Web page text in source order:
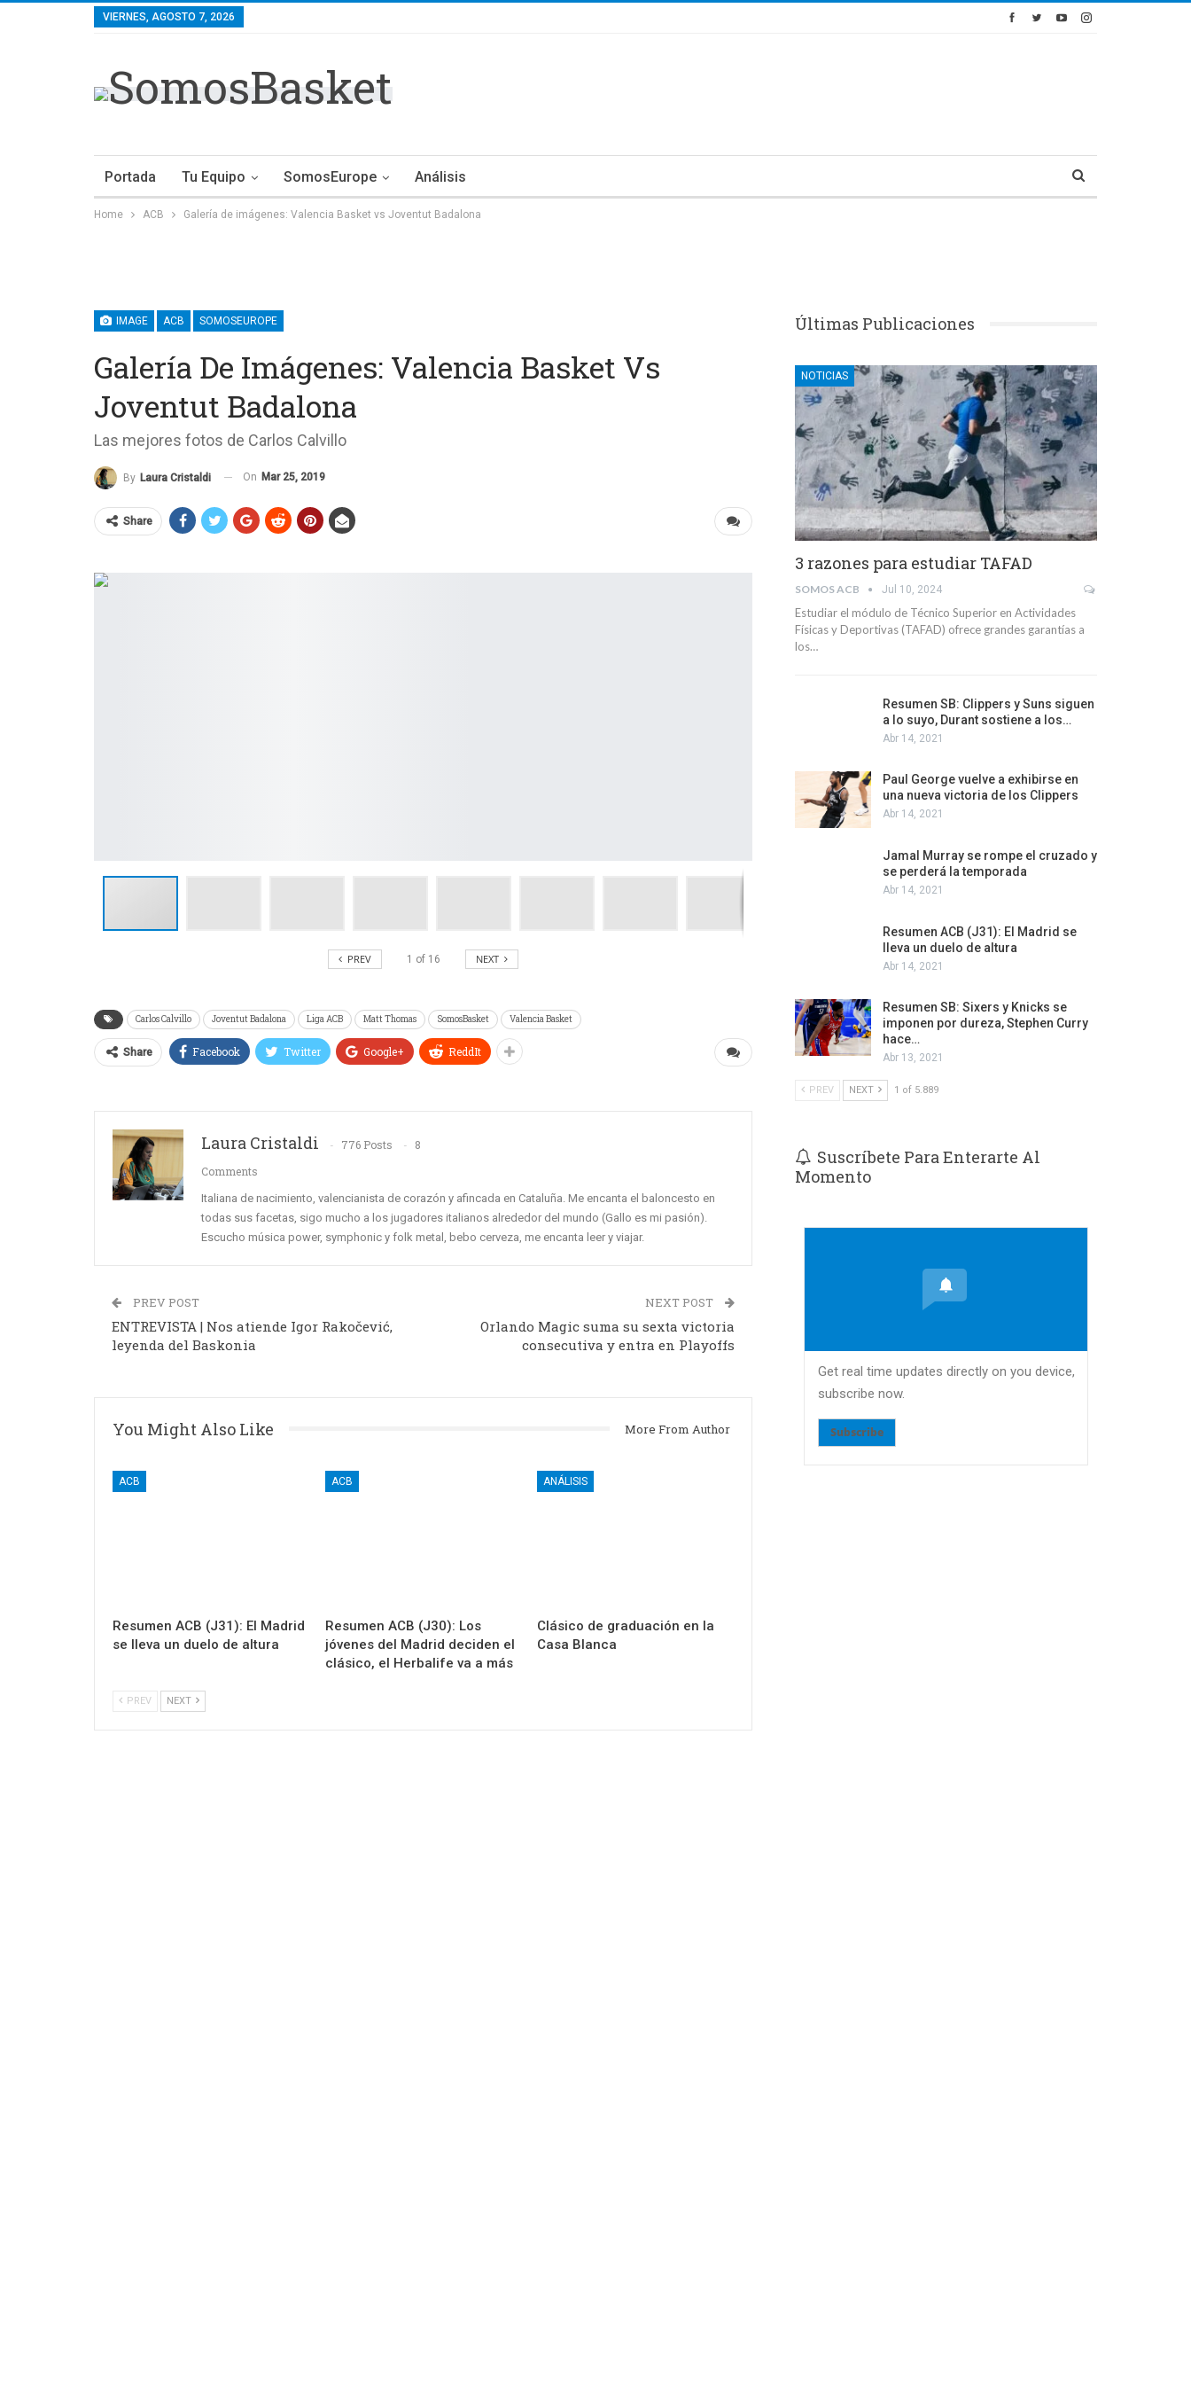
VIERNES, AGOSTO 7, 2026
Portada Tu Equipo SomosEurope Análisis
Home ACB Galería de imágenes: Valencia Basket vs Joventut Badalona
IMAGE ACB SOMOSEUROPE
Galería De Imágenes: Valencia Basket Vs
Joventut Badalona
Las mejores fotos de Carlos Calvillo
By Laura Cristaldi On Mar 25, 2019
Share
PREV 1 of 16 NEXT
Carlos Calvillo Joventut Badalona Liga ACB Matt Thomas SomosBasket Valencia Basket
Share Facebook Twitter Google+ ReddIt
Laura Cristaldi 776 Posts
8
Comments
Italiana de nacimiento, valencianista de corazón y afincada en Cataluña. Me encanta el baloncesto en
todas sus facetas, sigo mucho a los jugadores italianos alrededor del mundo (Gallo es mi pasión).
Escucho música power, symphonic y folk metal, bebo cerveza, me encanta leer y viajar.
PREV POST
ENTREVISTA | Nos atiende Igor Rakočević,
leyenda del Baskonia
NEXT POST
Orlando Magic suma su sexta victoria
consecutiva y entra en Playoffs
You Might Also Like More From Author
ACB
Resumen ACB (J31): El Madrid
se lleva un duelo de altura
ACB
Resumen ACB (J30): Los
jóvenes del Madrid deciden el
clásico, el Herbalife va a más
ANÁLISIS
Clásico de graduación en la
Casa Blanca
PREV NEXT
Últimas Publicaciones
NOTICIAS
3 razones para estudiar TAFAD
SOMOS ACB Jul 10, 2024
Estudiar el módulo de Técnico Superior en Actividades
Físicas y Deportivas (TAFAD) ofrece grandes garantías a
los…
Resumen SB: Clippers y Suns siguen
a lo suyo, Durant sostiene a los…
Abr 14, 2021
Paul George vuelve a exhibirse en
una nueva victoria de los Clippers
Abr 14, 2021
Jamal Murray se rompe el cruzado y
se perderá la temporada
Abr 14, 2021
Resumen ACB (J31): El Madrid se
lleva un duelo de altura
Abr 14, 2021
Resumen SB: Sixers y Knicks se
imponen por dureza, Stephen Curry
hace…
Abr 13, 2021
PREV NEXT 1 of 5.889
Suscríbete Para Enterarte Al
Momento
Get real time updates directly on you device,
subscribe now.
Subscribe